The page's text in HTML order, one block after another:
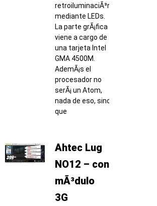
retroiluminaciÃ³n
mediante LEDs.
La parte grÃ¡fica
viene a cargo de
una tarjeta Intel
GMA 4500M.
AdemÃ¡s el
procesador no
serÃ¡ un Atom,
nada de eso, sino
que
Ahtec Lug
NO12 – con
mÃ³dulo
3G